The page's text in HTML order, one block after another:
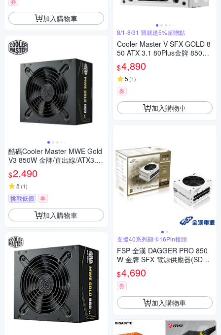
加入購物車
酷碼Cooler Master MWE Gold
V3 850W 金牌/直出線/ATX3.1/
5年保
$2,490
5 (1)
挑戰低價 券
加入購物車
8/1-8/31 買就送5%超贈點
Cooler Master V SFX GOLD 8
50 ATX 3.1 80Plus金牌 850W
電源供應器 白色
$4,890
5 (1)
券
加入購物車
支援40系列顯卡16Pin接頭
FSP 全漢 DAGGER PRO 850
W 金牌 SFX 電源供應器(SDA2
-850 GEN5/白色版)
$4,690
券
加入購物車